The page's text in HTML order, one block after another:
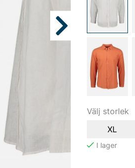
Välj storlek
XL